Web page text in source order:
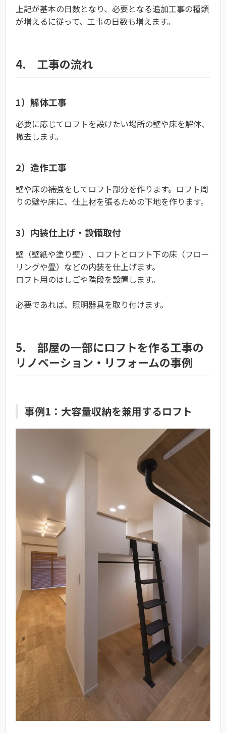
上記が基本の日数となり、必要となる追加工事の種類
が増えるに従って、工事の日数も増えます。
4. 工事の流れ
1）解体工事
必要に応じてロフトを設けたい場所の壁や床を解体、
撤去します。
2）造作工事
壁や床の補強をしてロフト部分を作ります。ロフト周
りの壁や床に、仕上材を張るための下地を作ります。
3）内装仕上げ・設備取付
壁（壁紙や塗り壁）、ロフトとロフト下の床（フロー
リングや畳）などの内装を仕上げます。
ロフト用のはしごや階段を設置します。
必要であれば、照明器具を取り付けます。
5. 部屋の一部にロフトを作る工事の
リノベーション・リフォームの事例
事例1：大容量収納を兼用するロフト